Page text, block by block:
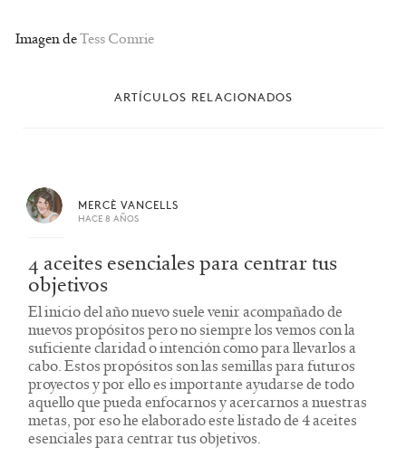
Imagen deTess Comrie
ARTÍCULOS RELACIONADOS
MERCÈ VANCELLS
HACE 8 AÑOS
4 aceites esenciales para centrar tus
objetivos
El inicio del año nuevo suele venir acompañado de
nuevos propósitos pero no siempre los vemos con la
suficiente claridad o intención como para llevarlos a
cabo. Estos propósitos son las semillas para futuros
proyectos y por ello es importante ayudarse de todo
aquello que pueda enfocarnos y acercarnos a nuestras
metas, por eso he elaborado este listado de 4 aceites
esenciales para centrar tus objetivos.